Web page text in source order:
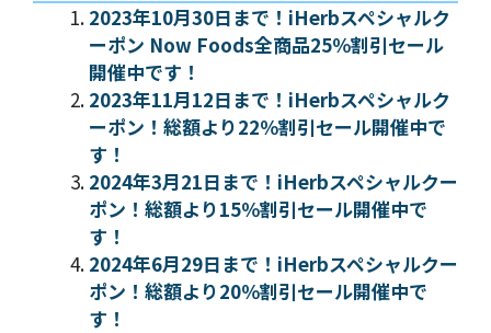
2023年10月30日まで！iHerbスペシャルク
ーポン Now Foods全商品25％割引セール
開催中です！
2023年11月12日まで！iHerbスペシャルク
ーポン！総額より22％割引セール開催中で
す！
2024年3月21日まで！iHerbスペシャルクー
ポン！総額より15％割引セール開催中で
す！
2024年6月29日まで！iHerbスペシャルクー
ポン！総額より20％割引セール開催中で
す！